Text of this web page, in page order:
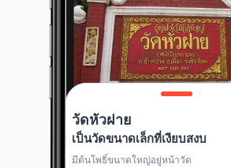
วัดหัวฝาย
เป็นวัดขนาดเล็กที่เงียบสงบ
มีต้นโพธิ์ขนาดใหญ่อยู่หน้าวัด